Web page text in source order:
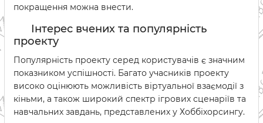
покращення можна внести.
Інтерес вчених та популярність
проекту
Популярність проекту серед користувачів є значним
показником успішності. Багато учасників проекту
високо оцінюють можливість віртуальної взаємодії з
кіньми, а також широкий спектр ігрових сценаріїв та
навчальних завдань, представлених у Хоббіхорсингу.